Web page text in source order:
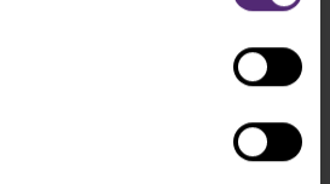
marketingovými partnery. To
státech amerických.
Odebírat
že mé osobní údaje budou zpracovány v